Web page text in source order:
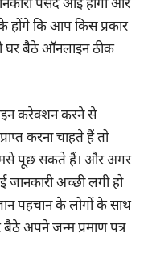
पसंद आई होगी और
होंगे कि आप किस प्रकार
घर बैठे ऑनलाइन ठीक
करेक्शन करने से
करना चाहते हैं तो
पूछ सकते हैं। और अगर
जानकारी अच्छी लगी हो
पहचान के लोगों के साथ
अपने जन्म प्रमाण पत्र